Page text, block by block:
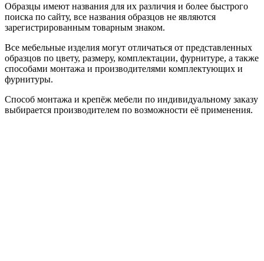
Образцы имеют названия для их различия и более быстрого
поиска по сайту, все названия образцов не являются
зарегистрированным товарным знаком.
Все мебельные изделия могут отличаться от представленных
образцов по цвету, размеру, комплектации, фурнитуре, а также
способами монтажа и производителями комплектующих и
фурнитуры.
Способ монтажа и крепёж мебели по индивидуальному заказу
выбирается производителем по возможности её применения.